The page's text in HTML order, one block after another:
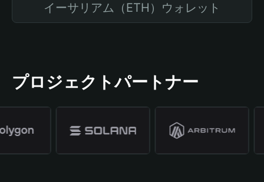
イーサリアム（ETH）ウォレット
プロジェクトパートナー